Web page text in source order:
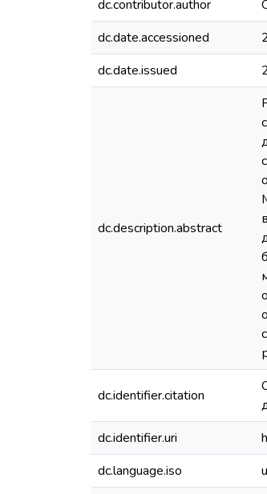
dc.contributor.author
dc.date.accessioned
dc.date.issued
dc.description.abstract
dc.identifier.citation
dc.identifier.uri
dc.language.iso